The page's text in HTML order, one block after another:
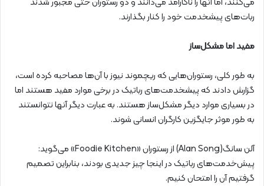
ربات‌های پیشخدمت‌ خود را کنار بگذارند.
مفید اما مشکل‌ساز
به طور کلی، رستوران‌هایی که ریچموند نیوز با آن‌ها مصاحبه کرده است،
گزارش دادند که پیشخدمت‌های رباتیک در برخی موارد مفید هستند اما
در بسیاری موارد دیگر مشکل‌ساز هستند. به عبارت دیگر آنها نتوانستند
به طور موثر جایگزین کارگران انسانی شوند.
آلن سانگ(Alan Song) از رستوران «Foodie Kitchen» می‌گوید:
پیش‌خدمت‌های رباتیک در اینجا چیز جدیدی بودند، بنابراین تصمیم
گرفتیم آن را امتحان کنیم.